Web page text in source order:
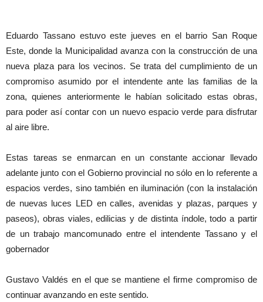
Eduardo Tassano estuvo este jueves en el barrio San Roque
Este, donde la Municipalidad avanza con la construcción de una
nueva plaza para los vecinos. Se trata del cumplimiento de un
compromiso asumido por el intendente ante las familias de la
zona, quienes anteriormente le habían solicitado estas obras,
para poder así contar con un nuevo espacio verde para disfrutar
al aire libre.
Estas tareas se enmarcan en un constante accionar llevado
adelante junto con el Gobierno provincial no sólo en lo referente a
espacios verdes, sino también en iluminación (con la instalación
de nuevas luces LED en calles, avenidas y plazas, parques y
paseos), obras viales, edilicias y de distinta índole, todo a partir
de un trabajo mancomunado entre el intendente Tassano y el
gobernador
Gustavo Valdés en el que se mantiene el firme compromiso de
continuar avanzando en este sentido.